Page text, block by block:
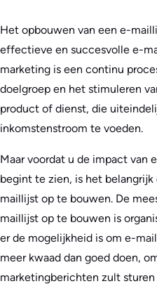
Het opbouwen van een e-
effectieve en succesvolle e-
marketing is een continu
doelgroep en het stimuleren
product of dienst, die
inkomstenstroom te voeden.
Maar voordat u de impact van
begint te zien, is het
maillijst op te bouwen. De
maillijst op te bouwen is
er de mogelijkheid is om e-
meer kwaad dan goed doen,
marketingberichten zult